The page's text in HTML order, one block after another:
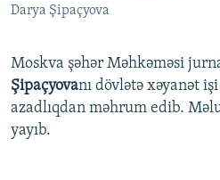
Darya Şipaçyova
Moskva şəhər Məhkəməsi
Şipaçyovanı dövlətə xəyanət
azadlıqdan məhrum edib.
yayıb.